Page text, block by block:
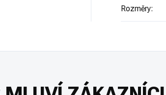
Rozměry: